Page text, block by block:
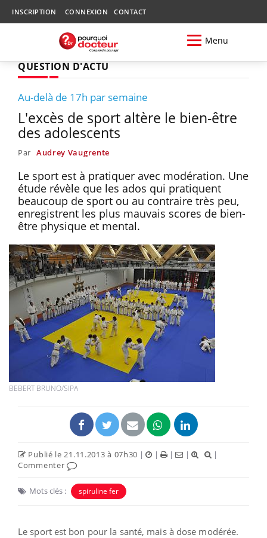
INSCRIPTION CONNEXION CONTACT
Menu
QUESTION D'ACTU
Au-delà de 17h par semaine
L'excès de sport altère le bien-être
des adolescents
Par Audrey Vaugrente
Le sport est à pratiquer avec modération. Une
étude révèle que les ados qui pratiquent
beaucoup de sport ou au contraire très peu,
enregistrent les plus mauvais scores de bien-
être physique et mental.
BEBERT BRUNO/SIPA
Publié le 21.11.2013 à 07h30 | | | |
|
Commenter
Mots clés : spiruline fer
Le sport est bon pour la santé, mais à dose modérée.